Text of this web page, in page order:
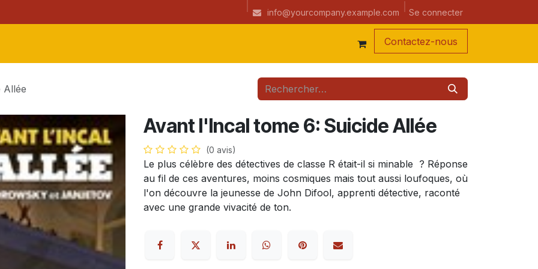
Coup(s) de coeur de la semaineinfo@yourcompany.example.com Se connecter
Contactez-nous
Allée
Avant l'Incal tome 6: Suicide Allée
(0 avis)
Le plus célèbre des détectives de classe R était-il si minable ? Réponse
au fil de ces aventures, moins cosmiques mais tout aussi loufoques, où
l'on découvre la jeunesse de John Difool, apprenti détective, raconté
avec une grande vivacité de ton.